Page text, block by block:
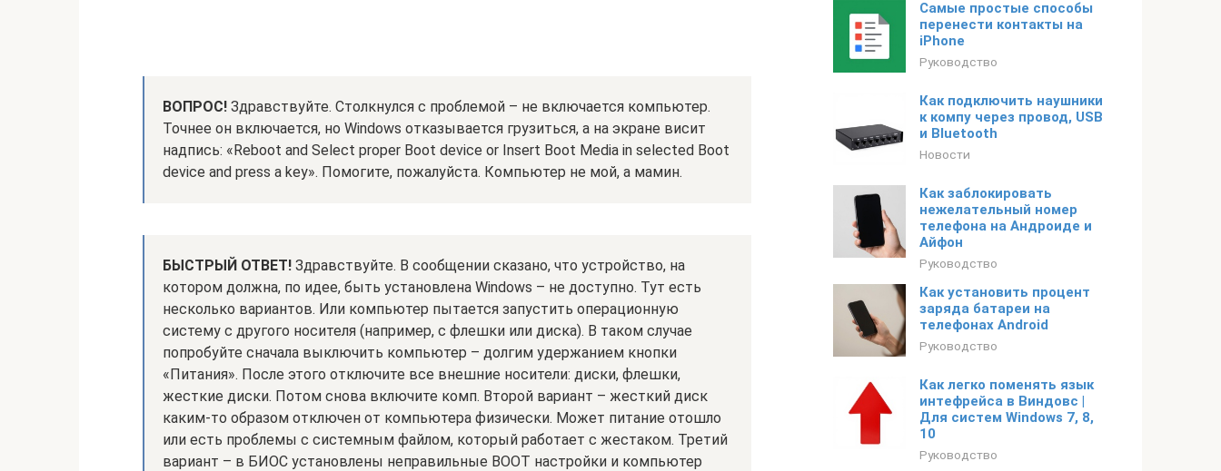
ВОПРОС! Здравствуйте. Столкнулся с проблемой – не включается компьютер.
Точнее он включается, но Windows отказывается грузиться, а на экране висит
надпись: «Reboot and Select proper Boot device or Insert Boot Media in selected Boot
device and press a key». Помогите, пожалуйста. Компьютер не мой, а мамин.
БЫСТРЫЙ ОТВЕТ! Здравствуйте. В сообщении сказано, что устройство, на
котором должна, по идее, быть установлена Windows – не доступно. Тут есть
несколько вариантов. Или компьютер пытается запустить операционную
систему с другого носителя (например, с флешки или диска). В таком случае
попробуйте сначала выключить компьютер – долгим удержанием кнопки
«Питания». После этого отключите все внешние носители: диски, флешки,
жесткие диски. Потом снова включите комп. Второй вариант – жесткий диск
каким-то образом отключен от компьютера физически. Может питание отошло
или есть проблемы с системным файлом, который работает с жестаком. Третий
вариант – в БИОС установлены неправильные BOOT настройки и компьютер
Самые простые способы
перенести контакты на
iPhone
Руководство
Как подключить наушники
к компу через провод, USB
и Bluetooth
Новости
Как заблокировать
нежелательный номер
телефона на Андроиде и
Айфон
Руководство
Как установить процент
заряда батареи на
телефонах Android
Руководство
Как легко поменять язык
интефрейса в Виндовс |
Для систем Windows 7, 8,
10
Руководство